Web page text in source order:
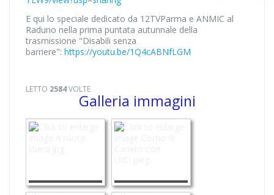
E qui lo speciale dedicato da 12TVParma e ANMIC al
Raduno nella prima puntata autunnale della
trasmissione "Disabili senza
barriere": https://youtu.be/1Q4cABNfLGM
LETTO 2584VOLTE
Galleria immagini